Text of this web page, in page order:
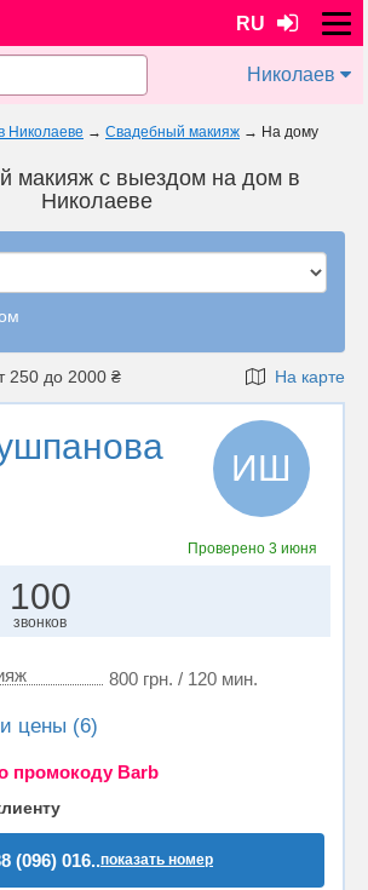
RU
Николаев
Николаеве → Свадебный макияж → На дому
макияж с выездом на дом в
Николаеве
250 до 2000 ₴ На карте
ИШ
Проверено3 июня
100
звонков
800 грн. / 120 мин.
цены (6)
промокоду Barb
(096) 016..показать номер